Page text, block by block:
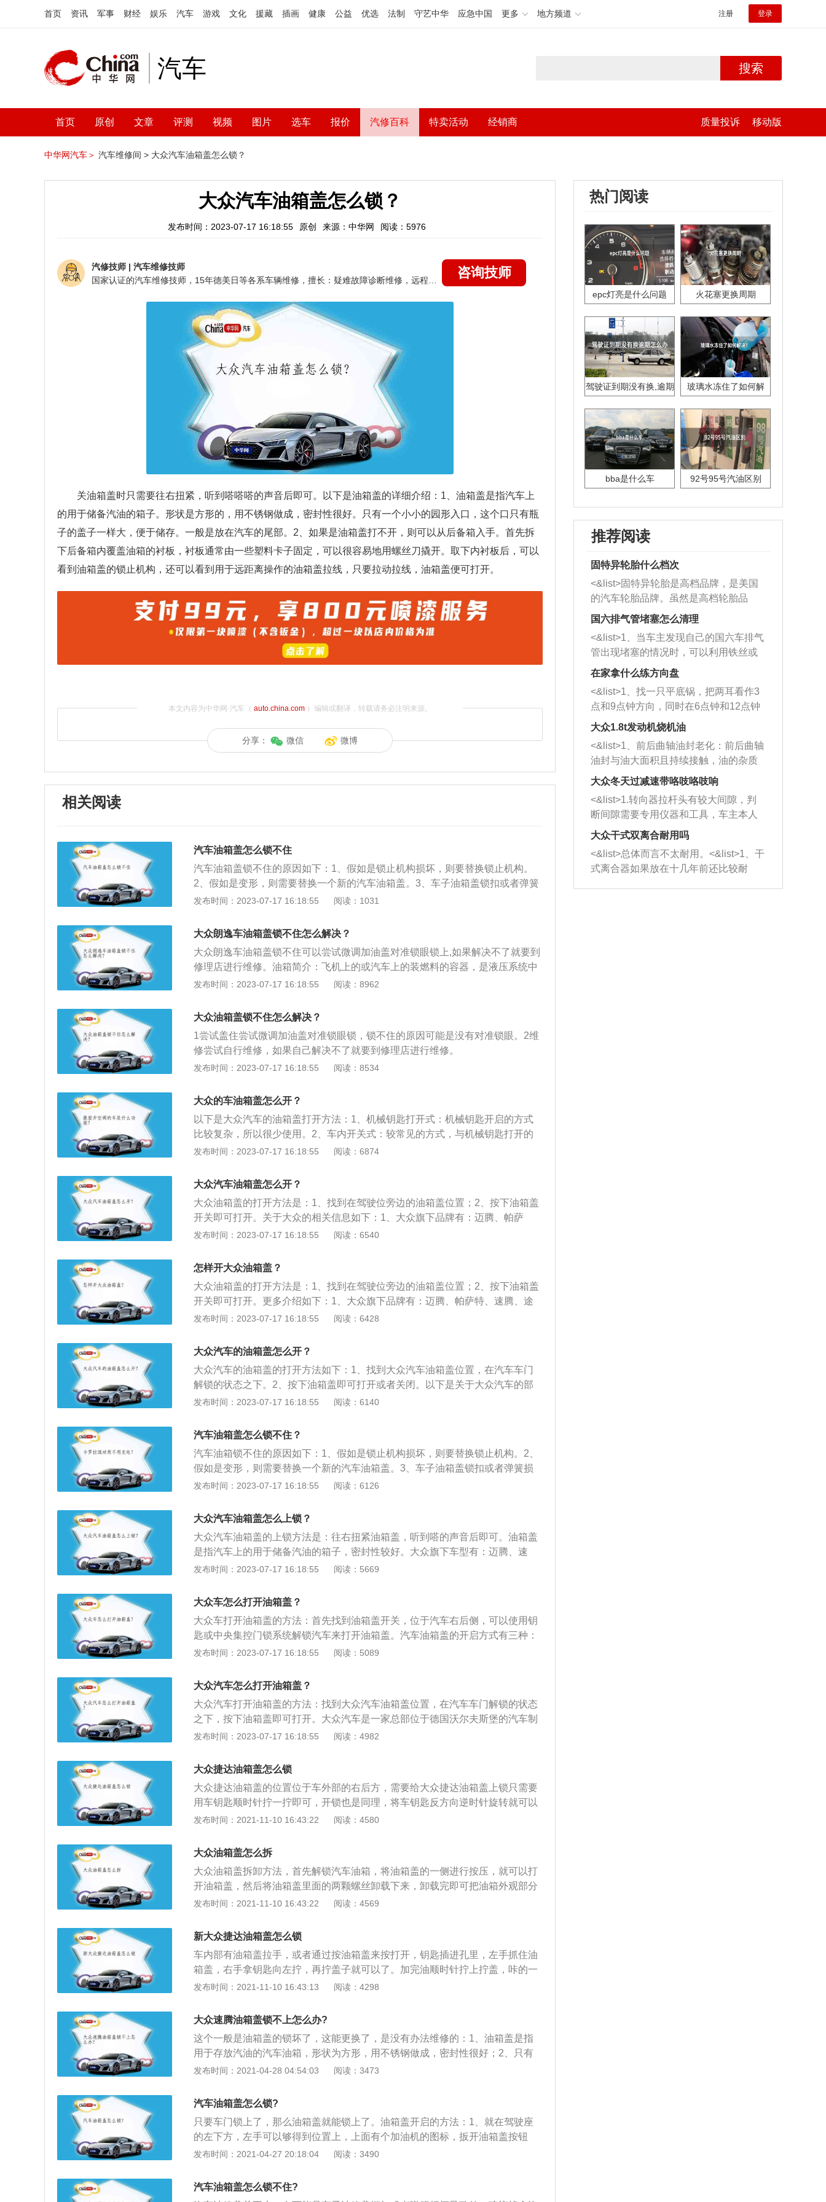
首页 资讯 军事 财经 娱乐 汽车 游戏 文化 援藏 插画 健康 公益 优选 法制 守艺中华 应急中国 更多 地方频道 注册 登录
汽车 搜索
首页 原创 文章 评测 视频 图片 选车 报价 汽修百科 特卖活动 经销商 质量投诉 移动版
中华网汽车＞ 汽车维修间 > 大众汽车油箱盖怎么锁？
大众汽车油箱盖怎么锁？
发布时间：2023-07-17 16:18:55 原创 来源：中华网 阅读：5976
汽修技师 | 汽车维修技师
咨询技师
关油箱盖时只需要往右扭紧，听到嗒嗒嗒的声音后即可。以下是油箱盖的详细介绍：1、油箱盖是指汽车上
的用于储备汽油的箱子。形状是方形的，用不锈钢做成，密封性很好。只有一个小小的园形入口，这个口只有瓶
子的盖子一样大，便于储存。一般是放在汽车的尾部。2、如果是油箱盖打不开，则可以从后备箱入手。首先拆
下后备箱内覆盖油箱的衬板，衬板通常由一些塑料卡子固定，可以很容易地用螺丝刀撬开。取下内衬板后，可以
看到油箱盖的锁止机构，还可以看到用于远距离操作的油箱盖拉线，只要拉动拉线，油箱盖便可打开。
本文内容为中华网·汽车（ auto.china.com）编辑或翻译，转载请务必注明来源。
分享： 微信 微博
相关阅读
汽车油箱盖怎么锁不住
汽车油箱盖锁不住的原因如下：1、假如是锁止机构损坏，则要替换锁止机构。
2、假如是变形，则需要替换一个新的汽车油箱盖。3、车子油箱盖锁扣或者弹簧
损坏导致，建议找个汽修厂检修一下。以下是打开汽车油箱盖的其他方法：1、
螺丝刀撬开。2、取下内衬板后，可以看到油箱盖的锁止机构，还可以看到用于
远距离操作的油箱盖拉线，只要拉动拉线，油箱盖便可打开。汽车油箱盖锁不住
的解决办法：如果是油箱盖打不开，则可以从后备箱入手。首先拆下后备箱内覆
盖油箱的衬板，衬板通常由一些塑料卡子固定，可以很容易地用螺丝刀撬开。取
下内衬板后，可以看到油箱盖的锁止机构，还可以看到用于远距离操作的油箱盖
动部位，同时不停地拉动拉线，油箱盖会很容易地打开。有些车型在锁止机构上
专门设置了一个开关，按动开关油箱盖就可打开。
发布时间：2023-07-17 16:18:55 阅读：1031
大众朗逸车油箱盖锁不住怎么解决？
大众朗逸车油箱盖锁不住可以尝试微调加油盖对准锁眼锁上,如果解决不了就要到
修理店进行维修。油箱简介：飞机上的或汽车上的装燃料的容器，是液压系统中
储存液压油或液压液的专用容器。油箱可分为开式油箱和闭式油箱两种，油箱必
箱或油桶应单独放在看得见的地方，适当离柴油发电机组远点，且严格规定不准
吸烟。加油后，油箱盖应锁紧以减少油料蒸发损失并保持油料清洁。
发布时间：2023-07-17 16:18:55 阅读：8962
大众油箱盖锁不住怎么解决？
1尝试盖住尝试微调加油盖对准锁眼锁，锁不住的原因可能是没有对准锁眼。2维
修尝试自行维修，如果自己解决不了就要到修理店进行维修。
发布时间：2023-07-17 16:18:55 阅读：8534
大众的车油箱盖怎么开？
以下是大众汽车的油箱盖打开方法：1、机械钥匙打开式：机械钥匙开启的方式
比较复杂，所以很少使用。2、车内开关式：较常见的方式，与机械钥匙打开的
方式相比更加方便。3、直接按压式：该方式在三种油箱盖开启方式中是最方便
启方式的车在停车时，车主注意上锁，否则在中控未上锁的情况下油箱盖是可以
打开，有一定的危险性。
发布时间：2023-07-17 16:18:55 阅读：6874
大众汽车油箱盖怎么开？
大众油箱盖的打开方法是：1、找到在驾驶位旁边的油箱盖位置；2、按下油箱盖
开关即可打开。关于大众的相关信息如下：1、大众旗下品牌有：迈腾、帕萨
特、速腾、途观l、辉昂等。2、以2021款大众帕萨特为例，其车身尺寸是：长49
量是1470kg。3、2021款大众帕萨特搭载1.4t涡轮增压发动机，最大马力是150p
s，最大扭矩是250nm，最大功率是110kw。
发布时间：2023-07-17 16:18:55 阅读：6540
怎样开大众油箱盖？
大众油箱盖的打开方法是：1、找到在驾驶位旁边的油箱盖位置；2、按下油箱盖
开关即可打开。更多介绍如下：1、大众旗下品牌有：迈腾、帕萨特、速腾、途
观l、辉昂等。2、以2021款大众帕萨特为例，其车身尺寸是：长4933mm、宽18
3、2021款大众帕萨特搭载1.4t涡轮增压发动机，最大马力是150ps，最大扭矩是
250nm，最大功率是110kw。
发布时间：2023-07-17 16:18:55 阅读：6428
大众汽车的油箱盖怎么开？
大众汽车的油箱盖的打开方法如下：1、找到大众汽车油箱盖位置，在汽车车门
解锁的状态之下。2、按下油箱盖即可打开或者关闭。以下是关于大众汽车的部
分介绍：1、大众汽车（德语：Volkswagen）是一家总部位于德国沃尔夫斯堡的
在德语中意思为“国民”，Wagen在德语中意思为“汽车”，全名的意思即“国民的汽
车”，故又常简称为“VW”。
发布时间：2023-07-17 16:18:55 阅读：6140
汽车油箱盖怎么锁不住？
汽车油箱锁不住的原因如下：1、假如是锁止机构损坏，则要替换锁止机构。2、
假如是变形，则需要替换一个新的汽车油箱盖。3、车子油箱盖锁扣或者弹簧损
坏导致，建议找个汽修厂检修一下。以下是打开汽车油箱盖的其他方法：1、拆
丝刀撬开。2、取下内衬板后，可以看到油箱盖的锁止机构，还可以看到用于远
距离操作的油箱盖拉线，只要拉动拉线，油箱盖便可打开。
发布时间：2023-07-17 16:18:55 阅读：6126
大众汽车油箱盖怎么上锁？
大众汽车油箱盖的上锁方法是：往右扭紧油箱盖，听到嗒的声音后即可。油箱盖
是指汽车上的用于储备汽油的箱子，密封性较好。大众旗下车型有：迈腾、速
腾、高尔夫、凌渡、桑塔纳等。以大众速腾2021款为例，其车身尺寸是：长4753
轮增压发动机，最大功率是85kw，最大扭矩是175nm。
发布时间：2023-07-17 16:18:55 阅读：5669
大众车怎么打开油箱盖？
大众车打开油箱盖的方法：首先找到油箱盖开关，位于汽车右后侧，可以使用钥
匙或中央集控门锁系统解锁汽车来打开油箱盖。汽车油箱盖的开启方式有三种：
按压开启式、开关按钮式、机械钥匙式。打开油箱盖加注燃油时，必须将加油枪
火灾、烧伤人员等危险情况。添加燃油时切勿进入车内，若不得不进入车内，必
须关闭车门，并在再次接触加油枪前应触摸一下金属表面，这样可去除身上的静
电荷，否则可能产生电火花，加油时可能引发火灾。大众是一家总部位于德国沃
尔夫斯堡的汽车制造公司，集团的乘用车业务分为两大品牌：奥迪和大众。
发布时间：2023-07-17 16:18:55 阅读：5089
大众汽车怎么打开油箱盖？
大众汽车打开油箱盖的方法：找到大众汽车油箱盖位置，在汽车车门解锁的状态
之下，按下油箱盖即可打开。大众汽车是一家总部位于德国沃尔夫斯堡的汽车制
造公司，也是世界汽车生产商之一的大众集团的核心企业。大众汽车主要车型有
夫、尚酷、甲壳虫、途锐、途观等。大众集团建立了一套覆盖以下4个区域的控
制结构：欧洲其余市场、北美市场、南美南非市场和亚太市场。
发布时间：2023-07-17 16:18:55 阅读：4982
大众捷达油箱盖怎么锁
大众捷达油箱盖的位置位于车外部的右后方，需要给大众捷达油箱盖上锁只需要
用车钥匙顺时针拧一拧即可，开锁也是同理，将车钥匙反方向逆时针旋转就可以
打开油箱盖锁。如果是新捷达，则需要下车手动操作了，具体方式如下：首先将
要用汽车钥匙的机械钥匙部分来操作油箱盖，机械钥匙部分只需要按下汽车钥匙
左上角的按钮，就可以弹出机械钥匙了，机械钥匙弹出后可以直接插入油箱盖的
钥匙孔中，然后顺时针旋转就可以锁住油箱盖，反响逆时针旋转则是打开油箱
盖。捷达的外观依旧继承了家族式的大众设计，带有镀铬装饰的网状进气格珊，
搭配棱角分明的前脸设计，增添了一丝年轻氛围，简洁利索。
发布时间：2021-11-10 16:43:22 阅读：4580
大众油箱盖怎么拆
大众油箱盖拆卸方法，首先解锁汽车油箱，将油箱盖的一侧进行按压，就可以打
开油箱盖，然后将油箱盖里面的两颗螺丝卸载下来，卸载完即可把油箱外观部分
拆下来。油箱是汽车上用于储备汽油的箱子，它的形状是方形的，是用不锈钢做
来平衡油箱内的压力。油箱还具有散热、分离油液中的气泡、沉淀杂质等作用。
汽车油箱在使用一段时间后，就要对油箱进行彻底的清洗和检查。在清洗油箱
时，一般要用热水冲洗内部，再用压缩空气吹干。为了保持油箱内油液的清洁，
油箱应有周边密封的盖板，盖板上装有空气滤清器。油箱盖上有排水孔，是为了
解决下雨积水，水渗透到油箱里去了，所以司机要定期查看排水孔是否被堵塞。
发布时间：2021-11-10 16:43:22 阅读：4569
新大众捷达油箱盖怎么锁
车内部有油箱盖拉手，或者通过按油箱盖来按打开，钥匙插进孔里，左手抓住油
箱盖，右手拿钥匙向左拧，再拧盖子就可以了。加完油顺时针拧上拧盖，咔的一
声后，就说明拧到位了，再直接按上油箱盖即可。新捷达要开启邮箱盖板必须下
了，这个时候就可以开启邮箱盖了。捷达的外观依旧是家族式设计，很大众。带
有镀铬装饰的网状进气格珊搭配棱角分明的前脸设计，增加了点年轻气息，减少
了大众式外观所带来的中庸感。车尾设计也同样使用了大众最新家族设计语言，
简洁利索。内饰方面，捷达依旧还是很大众，中规中矩，简洁明了，对于年轻一
代来说可能就不怎么吸引眼球了，用年轻一代的话来说是有点油腻。细节处用心
上运用了黑色钢琴烤漆进行装饰，比较耐看，做工也还不错。
发布时间：2021-11-10 16:43:13 阅读：4298
大众速腾油箱盖锁不上怎么办?
这个一般是油箱盖的锁坏了，这能更换了，是没有办法维修的：1、油箱盖是指
用于存放汽油的汽车油箱，形状为方形，用不锈钢做成，密封性很好；2、只有
一个小小的园形入口，这个口只有瓶盖那么大，便于存放，一般是放在汽车的尾
就可以加油了，加完油顺时针拧上拧盖，“咔”的一声后，就说明拧到位了，再直
接按上油箱盖即可。
发布时间：2021-04-28 04:54:03 阅读：3473
汽车油箱盖怎么锁?
只要车门锁上了，那么油箱盖就能锁上了。油箱盖开启的方法：1、就在驾驶座
的左下方，左手可以够得到位置上，上面有个加油机的图标，扳开油箱盖按钮
后，油箱盖就可以打开了；2、油箱盖里面有一个拧的盖子，逆时针扭动，可以
拧到位，然后直接按上油箱盖即可。
发布时间：2021-04-27 20:18:04 阅读：3490
汽车油箱盖怎么锁不住?
热门阅读
epc灯亮是什么问题 火花塞更换周期
驾驶证到期没有换,逾期
玻璃水冻住了如何解
bba是什么车 92号95号汽油区别
推荐阅读
固特异轮胎什么档次
<&list>固特异轮胎是高档品牌，是美国
的汽车轮胎品牌。虽然是高档轮胎品
牌，但是中高低端的轮胎都有生产，这
也是为了更好的开拓市场。
国六排气管堵塞怎么清理
<&list>1、当车主发现自己的国六车排气
管出现堵塞的情况时，可以利用铁丝或
者是细棍，直接将杂物给取出来，如果
堵塞情况比较严重，也可以采取应急措
施。 <&list>2、直接利用木棍将所有的
杂物推到排气管里面的位置处，然后将
三元催化器拆解开，就可以将堵塞的东
西取出来。但如果是因为积碳过多引起
的堵塞，就需要将三元催化器泡在草酸
洗剂对堵塞的情况得到解决，将清洗剂
放在燃油箱中，与燃油混合后，车辆启
动时，就可以和汽油一起进入到燃烧
室，最后形成废气排出，就可以让三元
催化器得到清洗，排气管堵塞的情况就
能够得到解决。
在家拿什么练方向盘
<&list>1、找一只平底锅，把两耳看作3
点和9点钟方向，同时在6点钟和12点钟
方向做一个标记。 <&list>2、双手握住
一圈半的练习，往右同样也要打相同的
圈数。 <&list>3、最后强调要反复练
习，这样就可以形成肌肉记忆，在真实
驾驶车辆时，不需要记忆也能打好方
向。
大众1.8t发动机烧机油
<&list>1、前后曲轴油封老化：前后曲轴
油封与油大面积且持续接触，油的杂质
和发动机内持续温度变化使其密封效果
逐渐减弱，导致渗油或漏油。<&list>2、
活塞间隙过大：积碳会使活塞环与缸体
的间隙扩大，导致机油流入燃烧室中，
造成烧机油。<&list>3、机油粘度。使用
机油粘度过小的话，同样会有烧机油现
象，机油粘度过小具有很好的流动性，
大众冬天过减速带咯吱咯吱响
<&list>1.转向器拉杆头有较大间隙，判
断间隙需要专用仪器和工具，车主本人
无法制作，需要将车辆送到修理厂或4s
店；<&list>2.车辆半轴套管防尘罩破
裂，破裂后会出现漏油现象，使半轴磨
损严重，磨损的半轴容易损坏，产生异
响；<&list>3.稳定器的转向胶套和球头
大众干式双离合耐用吗
<&list>总体而言不太耐用。<&list>1、干
式离合器如果放在十几年前还比较耐